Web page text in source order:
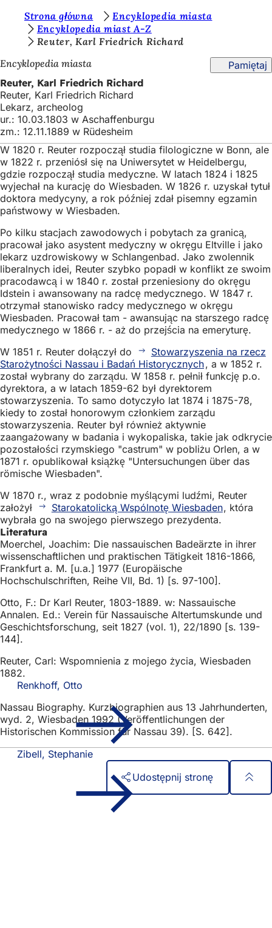
Przejdź do treści
s
t
e
ś
t
u
t
a
j
:
Strona główna
Encyklopedia miasta
Encyklopedia miast A-Z
Reuter, Karl Friedrich Richard
Encyklopedia miasta
Pamiętaj
Reuter, Karl Friedrich Richard
Reuter, Karl Friedrich Richard
Lekarz, archeolog
ur.: 10.03.1803 w Aschaffenburgu
zm.: 12.11.1889 w Rüdesheim
W 1820 r. Reuter rozpoczął studia filologiczne w Bonn, ale
w 1822 r. przeniósł się na Uniwersytet w Heidelbergu,
gdzie rozpoczął studia medyczne. W latach 1824 i 1825
wyjechał na kurację do Wiesbaden. W 1826 r. uzyskał tytuł
doktora medycyny, a rok później zdał pisemny egzamin
państwowy w Wiesbaden.
Po kilku stacjach zawodowych i pobytach za granicą,
pracował jako asystent medyczny w okręgu Eltville i jako
lekarz uzdrowiskowy w Schlangenbad. Jako zwolennik
liberalnych idei, Reuter szybko popadł w konflikt ze swoim
pracodawcą i w 1840 r. został przeniesiony do okręgu
Idstein i awansowany na radcę medycznego. W 1847 r.
otrzymał stanowisko radcy medycznego w okręgu
Wiesbaden. Pracował tam - awansując na starszego radcę
medycznego w 1866 r. - aż do przejścia na emeryturę.
W 1851 r. Reuter dołączył do
Stowarzyszenia na rzecz
Starożytności Nassau i Badań Historycznych, a w 1852 r.
został wybrany do zarządu. W 1858 r. pełnił funkcję p.o.
dyrektora, a w latach 1859-62 był dyrektorem
stowarzyszenia. To samo dotyczyło lat 1874 i 1875-78,
kiedy to został honorowym członkiem zarządu
stowarzyszenia. Reuter był również aktywnie
zaangażowany w badania i wykopaliska, takie jak odkrycie
pozostałości rzymskiego "castrum" w pobliżu Orlen, a w
1871 r. opublikował książkę "Untersuchungen über das
römische Wiesbaden".
W 1870 r., wraz z podobnie myślącymi ludźmi, Reuter
założył
Starokatolicką Wspólnotę Wiesbaden, która
wybrała go na swojego pierwszego prezydenta.
Literatura
Moerchel, Joachim: Die nassauischen Badeärzte in ihrer
wissenschaftlichen und praktischen Tätigkeit 1816-1866,
Frankfurt a. M. [u.a.] 1977 (Europäische
Hochschulschriften, Reihe VII, Bd. 1) [s. 97-100].
Otto, F.: Dr Karl Reuter, 1803-1889. w: Nassauische
Annalen. Ed.: Verein für Nassauische Altertumskunde und
Geschichtsforschung, seit 1827 (vol. 1), 22/1890 [s. 139-
144].
Reuter, Carl: Wspomnienia z mojego życia, Wiesbaden
1882.
Renkhoff, Otto
Nassau Biography. Kurzbiographien aus 13 Jahrhunderten,
wyd. 2, Wiesbaden 1992 (Veröffentlichungen der
Historischen Kommission für Nassau 39). [S. 642].
Zibell, Stephanie
Udostępnij stronę